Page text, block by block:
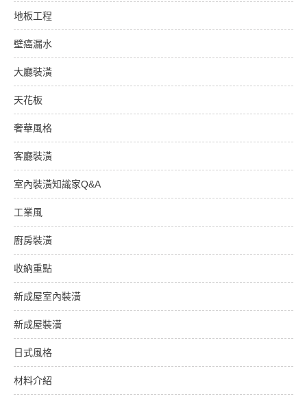
地板工程
壁癌漏水
大廳裝潢
天花板
奢華風格
客廳裝潢
室內裝潢知識家Q&A
工業風
廚房裝潢
收納重點
新成屋室內裝潢
新成屋裝潢
日式風格
材料介紹